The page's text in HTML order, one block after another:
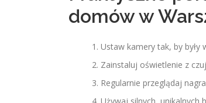
domów w
Ustaw kamery tak, by
Zainstaluj oświetlenie z
Regularnie przeglądaj